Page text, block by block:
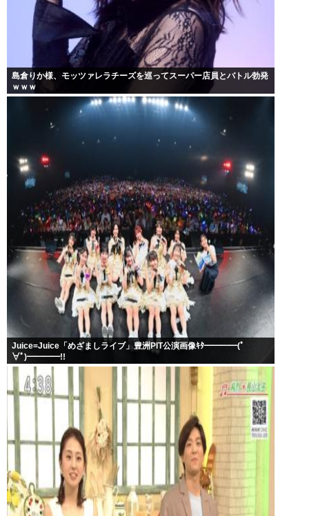
島倉りか様、モッツァレラチーズを巡ってスーパー店員とバトル勃発
ｗｗｗ
Juice=Juice「めざましライブ」豊洲PIT公演画像ｷﾀ━━━━(ﾟ
∀ﾟ)━━━━!!